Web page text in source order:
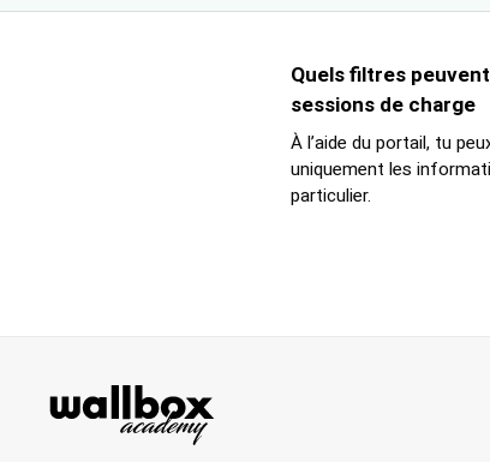
Quels filtres
sessions de charge
À l’aide du portail, tu
uniquement les
particulier.